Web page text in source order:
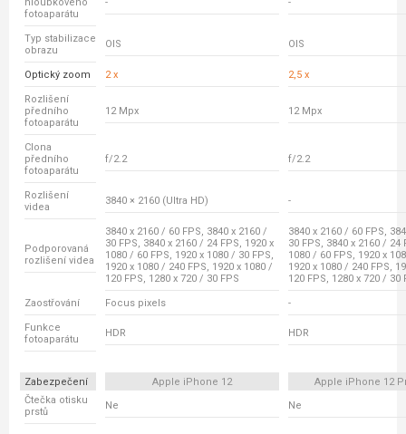
fotoaparátu
Typ stabilizace
obrazu
OIS OIS
Optický zoom 2 x 2,5 x
Rozlišení
předního
fotoaparátu
12 Mpx 12 Mpx
Clona
předního
fotoaparátu
f/2.2 f/2.2
Rozlišení
videa
3840 × 2160 (Ultra HD) -
Podporovaná
rozlišení videa
3840 x 2160 / 60 FPS, 3840 x 2160 /
30 FPS, 3840 x 2160 / 24 FPS, 1920 x
1080 / 60 FPS, 1920 x 1080 / 30 FPS,
1920 x 1080 / 240 FPS, 1920 x 1080 /
120 FPS, 1280 x 720 / 30 FPS
3840 x 2160 / 60 FPS,
30 FPS, 3840 x 2160 / 24
1080 / 60 FPS, 1920 x
1920 x 1080 / 240 FPS,
120 FPS, 1280 x 720 / 30
Zaostřování Focus pixels -
Funkce
fotoaparátu
HDR HDR
Zabezpečení Apple iPhone 12
Apple iPhone 12
Čtečka otisku
prstů
Ne Ne